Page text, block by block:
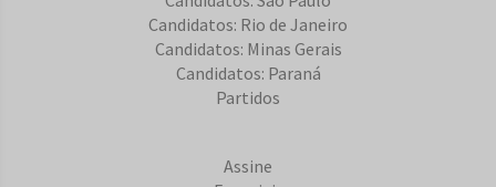
Candidatos: Rio de Janeiro
Candidatos: Minas Gerais
Candidatos: Paraná
Partidos
Assine